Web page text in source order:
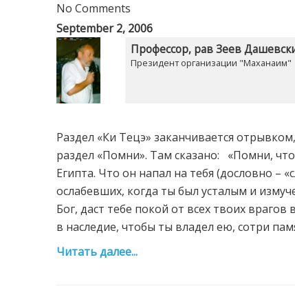
No Comments
September 2, 2006
Профессор, рав Зеев
Президент организации "Маханаим"
Раздел «Ки Тецэ» заканчивается
раздел «Помни». Там сказано: «Помни,
Египта. Что он напал на тебя (дословно –
ослабевших, когда ты был усталым и
Бог, даст тебе покой от всех твоих
в наследие, чтобы ты владел ею, сотри
Читать далее...